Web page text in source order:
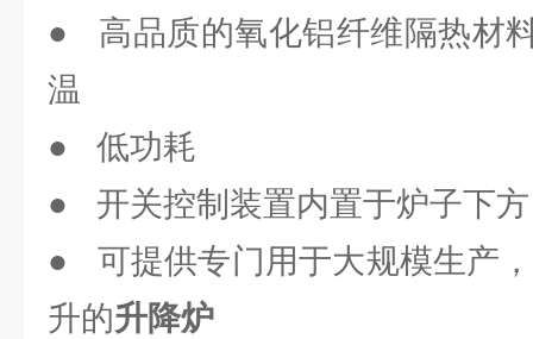
● 高品质的氧化铝纤维隔热材
温
● 低功耗
● 开关控制装置内置于炉子下
● 可提供专门用于大规模生产
升的升降炉